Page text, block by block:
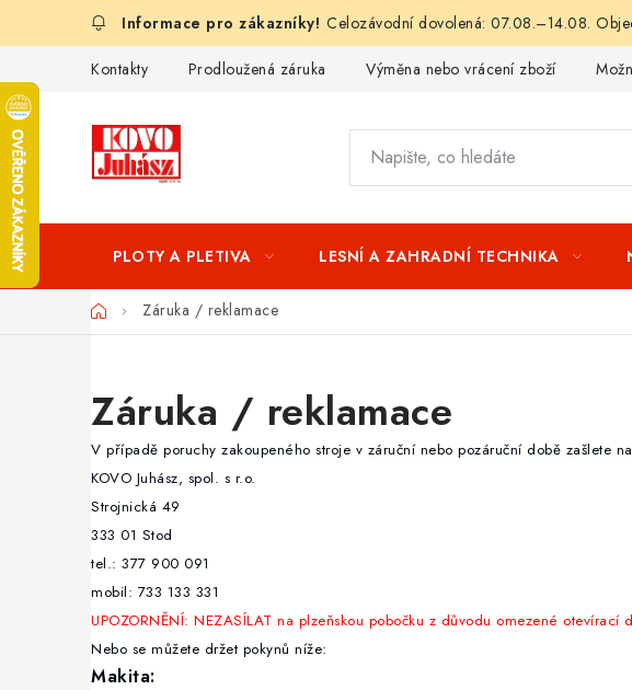
Celozávodní dovolená: 07.08.–14.08.
Kontakty Prodloužená záruka Výměna nebo vrácení zboží
PLOTY A PLETIVA LESNÍ A ZAHRADNÍ TECHNIKA
DomůZáruka / reklamace
Záruka / reklamace
V případě poruchy zakoupeného stroje v záruční nebo pozáruční době zašlete
KOVO Juhász, spol. s r.o.
Strojnická 49
333 01 Stod
tel.: 377 900 091
mobil: 733 133 331
UPOZORNĚNÍ: NEZASÍLAT na plzeňskou pobočku z důvodu omezené otevírací
Nebo se můžete držet pokynů níže:
Makita: